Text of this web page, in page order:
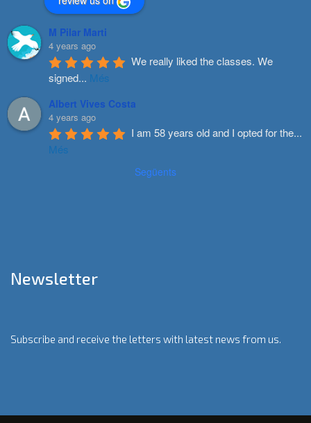
M Pilar Marti
4 years ago
We really liked the classes. We
signed... Més
Albert Vives Costa
4 years ago
I am 58 years old and I opted for the...
Més
Següents
Newsletter
Subscribe and receive the letters with latest news from us.